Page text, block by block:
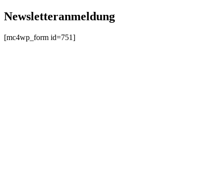
Newsletteranmeldung
[mc4wp_form id=751]